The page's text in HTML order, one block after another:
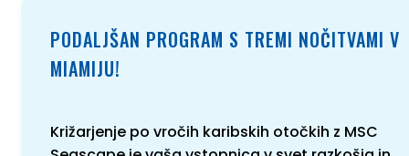
PODALJŠAN PROGRAM S TREMI NOČITVAMI V
MIAMIJU!
Križarjenje po vročih karibskih otočkih z MSC